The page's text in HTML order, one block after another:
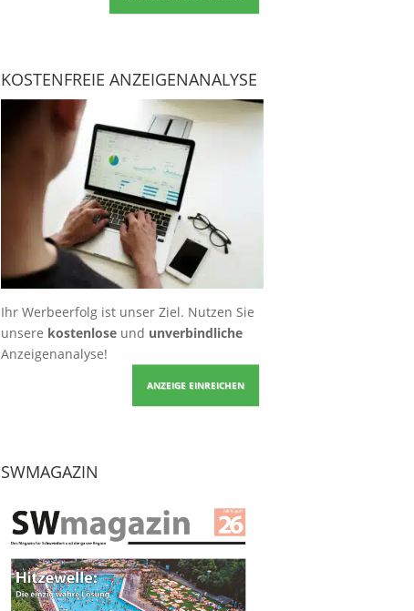
KOSTENFREIE ANZEIGENANALYSE
Ihr Werbeerfolg ist unser Ziel. Nutzen Sie
unsere kostenloseund unverbindliche
Anzeigenanalyse!
ANZEIGE EINREICHEN
SWMAGAZIN